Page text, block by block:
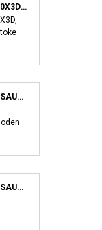
AMD RYZEN 7 7800X3D SUORITIN 4,2 GHZ 96 MB L3 LAATIKKO
TIETOKONEEN KASAUSPALVELU
TIETOKONEEN KASAUSPALVELU SEKÄ KÄYTTÖJÄRJESTELMÄN ASENNUS